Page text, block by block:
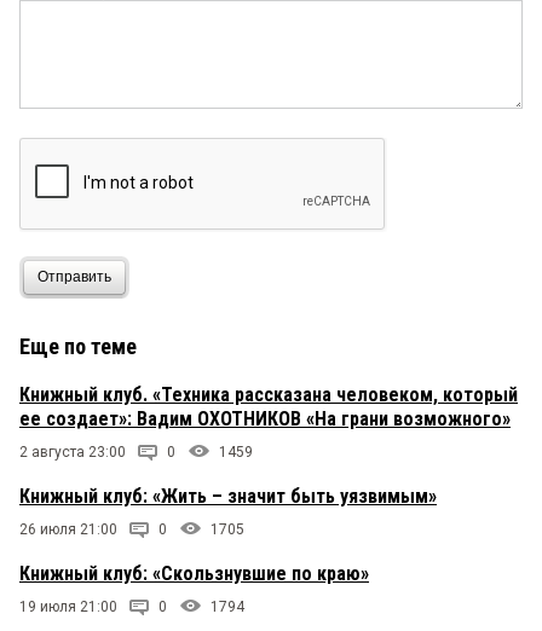
Отправить
Еще по теме
Книжный клуб. «Техника рассказана человеком, который
ее создает»: Вадим ОХОТНИКОВ «На грани возможного»
2 августа 23:00 0 1459
Книжный клуб: «Жить – значит быть уязвимым»
26 июля 21:00 0 1705
Книжный клуб: «Скользнувшие по краю»
19 июля 21:00 0 1794